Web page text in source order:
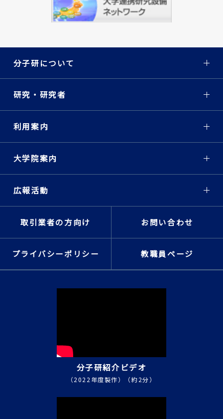
分子研について
研究・研究者
利用案内
大学院案内
広報活動
取引業者の方向け お問い合わせ
プライバシーポリシー 教職員ページ
分子研紹介ビデオ
（2022年度製作）（約2分）